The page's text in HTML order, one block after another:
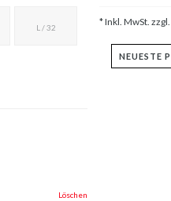
L / 32
Löschen
* Inkl. MwSt. zzgl.